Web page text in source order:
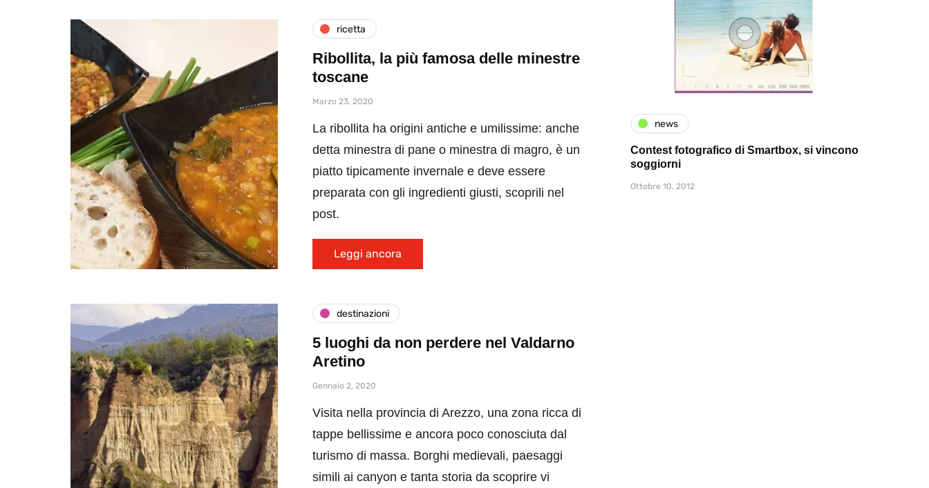
ricetta
Ribollita, la più famosa delle minestre
toscane
Marzo 23, 2020
La ribollita ha origini antiche e umilissime: anche
detta minestra di pane o minestra di magro, è un
piatto tipicamente invernale e deve essere
preparata con gli ingredienti giusti, scoprili nel
post.
Leggi ancora
destinazioni
5 luoghi da non perdere nel Valdarno
Aretino
Gennaio 2, 2020
Visita nella provincia di Arezzo, una zona ricca di
tappe bellissime e ancora poco conosciuta dal
turismo di massa. Borghi medievali, paesaggi
simili ai canyon e tanta storia da scoprire vi
news
Contest fotografico di Smartbox, si vincono
soggiorni
Ottobre 10, 2012